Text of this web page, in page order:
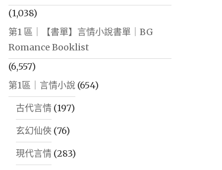
(1,038)
第1 區｜【書單】言情小說書單｜BG
Romance Booklist
(6,557)
第1區｜言情小說(654)
古代言情(197)
玄幻仙俠 (76)
現代言情(283)